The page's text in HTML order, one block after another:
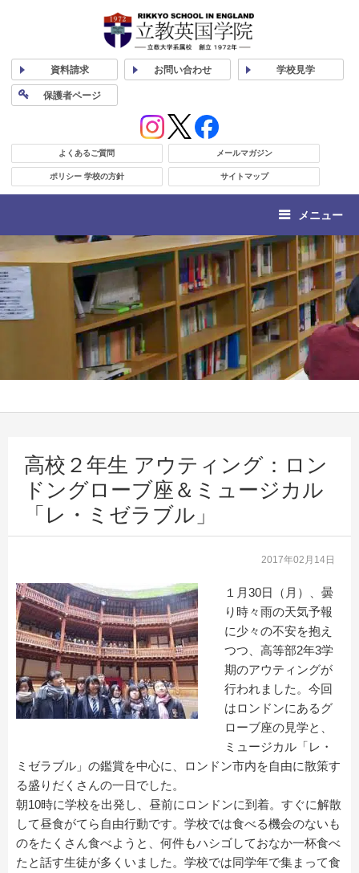
資料請求 お問い合わせ 学校見学
保護者ページ
よくあるご質問 メールマガジン
ポリシー 学校の方針 サイトマップ
メニュー
高校２年生 アウティング：ロン
ドングローブ座＆ミュージカル
「レ・ミゼラブル」
2017年02月14日
１月30日（月）、曇
り時々雨の天気予報
に少々の不安を抱え
つつ、高等部2年3学
期のアウティングが
行われました。今回
はロンドンにあるグ
ローブ座の見学と、
ミュージカル「レ・
ミゼラブル」の鑑賞を中心に、ロンドン市内を自由に散策す
る盛りだくさんの一日でした。
朝10時に学校を出発し、昼前にロンドンに到着。すぐに解散
して昼食がてら自由行動です。学校では食べる機会のないも
のをたくさん食べようと、何件もハシゴしておなか一杯食べ
たと話す生徒が多くいました。学校では同学年で集まって食